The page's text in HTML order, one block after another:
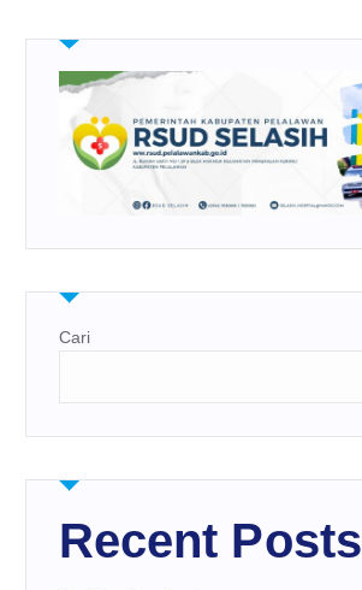
Cari
Recent Posts